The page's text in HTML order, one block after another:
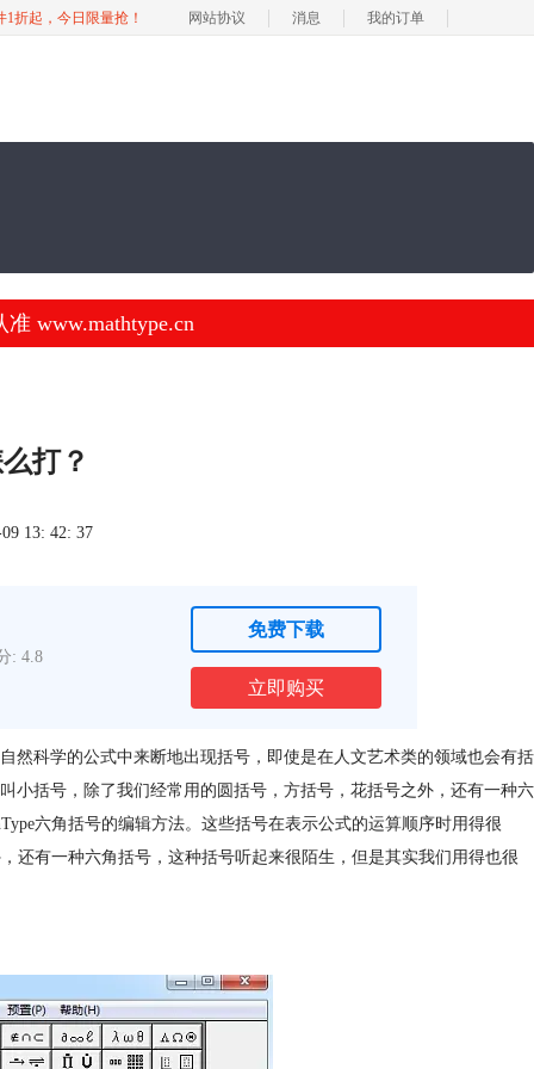
折起，今日限量抢！ 网站协议 消息 我的订单
www.mathtype.cn
打？
13: 42: 37
: 4.8
免费下载
立即购买
然科学的公式中来断地出现括号，即使是在人文艺术类的领域也会有括
小括号，除了我们经常用的圆括号，方括号，花括号之外，还有一种六
六角括号的编辑方法。这些括号在表示公式的运算顺序时用得很
还有一种六角括号，这种括号听起来很陌生，但是其实我们用得也很